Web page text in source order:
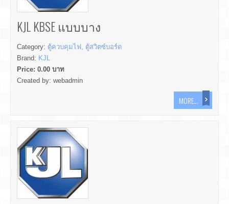
KJL KBSE แบบบาง
Category: ตู้ควบคุมไฟ, ตู้สวิตซ์บอร์ด
Brand: KJL
Price: 0.00 บาท
Created by: webadmin
MORE...